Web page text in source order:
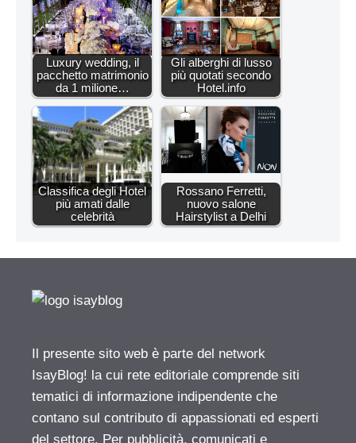
Luxury wedding, il
pacchetto matrimonio
da 1 milione…
Gli alberghi di lusso
più quotati secondo
Hotel.info
Classifica degli Hotel
più amati dalle
celebrità
Rossano Ferretti,
nuovo salone
Hairstylist a Delhi
Il presente sito web è parte del network
IsayBlog! la cui rete editoriale comprende siti
tematici di informazione indipendente che
contano sul contributo di appassionati ed esperti
del settore. Per pubblicità, comunicati e